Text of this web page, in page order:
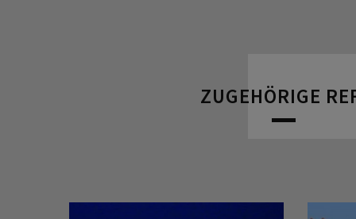
ZUGEHÖRIGE